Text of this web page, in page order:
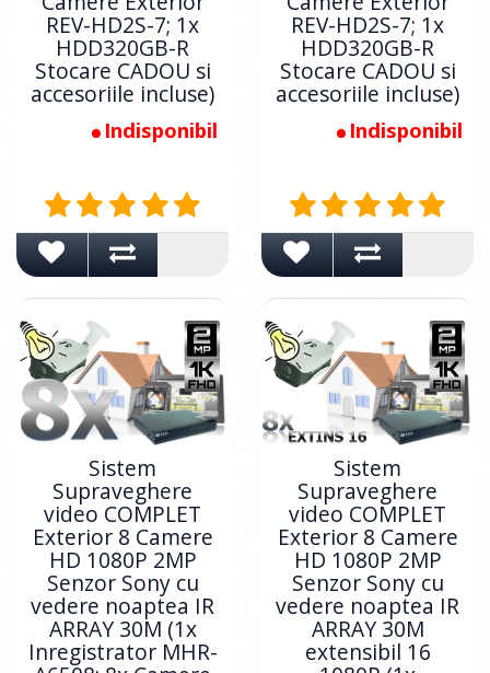
REV-HD2S-7; 1x
HDD320GB-R
Stocare CADOU si
accesoriile incluse)
Indisponibil
REV-HD2S-7; 1x
HDD320GB-R
Stocare CADOU si
accesoriile incluse)
Indisponibil
Sistem
Supraveghere
video COMPLET
Exterior 8 Camere
HD 1080P 2MP
Senzor Sony cu
vedere noaptea IR
ARRAY 30M (1x
Inregistrator MHR-
Sistem
Supraveghere
video COMPLET
Exterior 8 Camere
HD 1080P 2MP
Senzor Sony cu
vedere noaptea IR
ARRAY 30M
extensibil 16